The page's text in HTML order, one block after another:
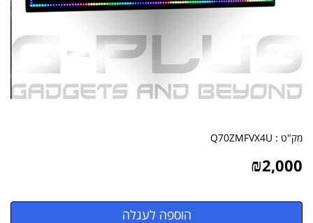
מק"ט : Q70ZMFVX4U
₪2,000